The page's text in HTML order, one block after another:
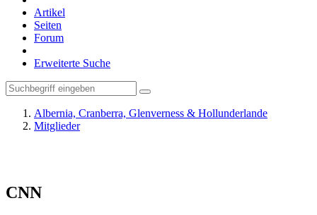
Artikel
Seiten
Forum
Erweiterte Suche
Albernia, Cranberra, Glenverness & Hollunderlande
Mitglieder
CNN